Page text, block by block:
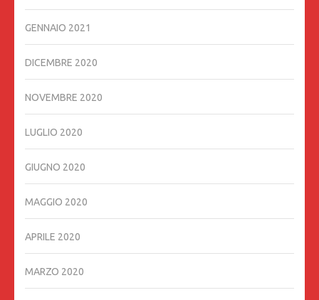
GENNAIO 2021
DICEMBRE 2020
NOVEMBRE 2020
LUGLIO 2020
GIUGNO 2020
MAGGIO 2020
APRILE 2020
MARZO 2020